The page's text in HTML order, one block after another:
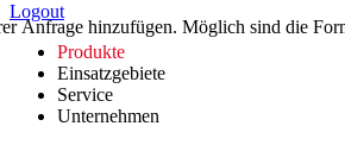
Logout
Produkte
Einsatzgebiete
Service
Unternehmen
Anfrage hinzufügen. Möglich sind die